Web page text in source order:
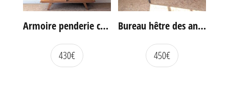
Armoire penderie chêne et rotin des années 60
430€
Bureau hêtre des années 60
450€